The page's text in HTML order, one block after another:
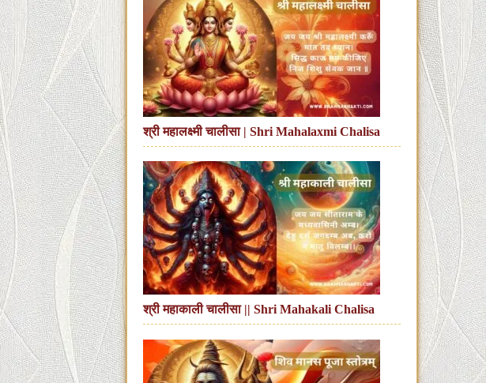
श्री महालक्ष्मी चालीसा | Shri Mahalaxmi Chalisa
श्री महाकाली चालीसा || Shri Mahakali Chalisa